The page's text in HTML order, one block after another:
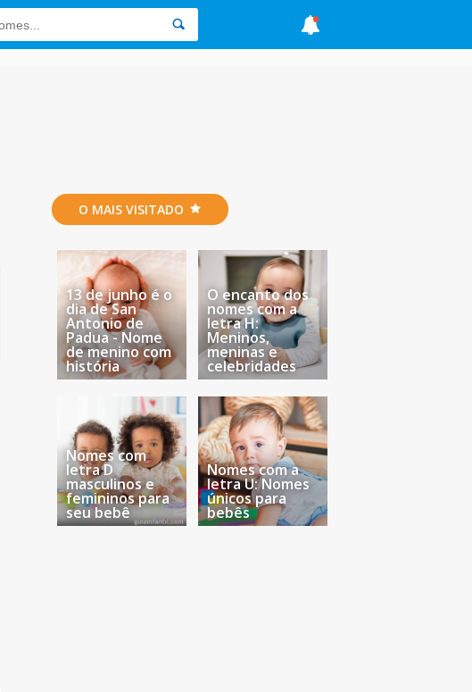
O MAIS VISITADO
13 de junho é o
dia de San
Antonio de
Padua - Nome
de menino com
história
O encanto dos
nomes com a
letra H:
Meninos,
meninas e
celebridades
Nomes com
letra D
masculinos e
femininos para
seu bebê
Nomes com a
letra U: Nomes
únicos para
bebês